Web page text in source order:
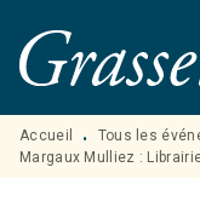
MENU
PIED DE PAGE
Accueil • Tous les
Margaux Mulliez :